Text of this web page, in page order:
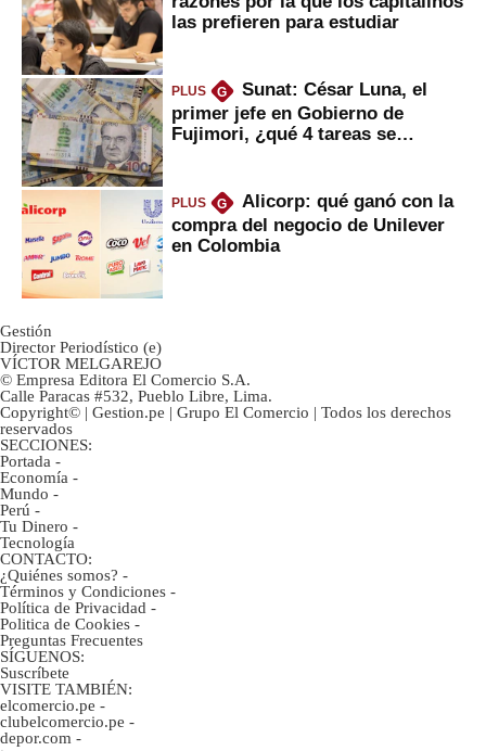
las prefieren para estudiar
PLUS G
Sunat: César Luna, el
primer jefe en Gobierno de
Fujimori, ¿qué 4 tareas se
PLUS G
Alicorp: qué ganó con la
compra del negocio de Unilever
en Colombia
Gestión
Director Periodístico (e)
VÍCTOR MELGAREJO
© Empresa Editora El Comercio S.A.
Calle Paracas #532, Pueblo Libre, Lima.
Copyright© | Gestion.pe | Grupo El Comercio | Todos los derechos
reservados
SECCIONES:
Portada -
Economía -
Mundo -
Perú -
Tu Dinero -
Tecnología
CONTACTO:
¿Quiénes somos? -
Términos y Condiciones -
Política de Privacidad -
Politica de Cookies -
Preguntas Frecuentes
SÍGUENOS:
Suscríbete
VISITE TAMBIÉN:
elcomercio.pe -
clubelcomercio.pe -
depor.com -